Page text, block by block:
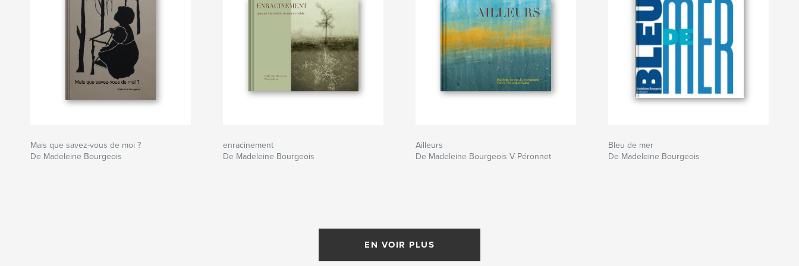
Mais que savez-vous de moi ?
De Madeleine Bourgeois
enracinement
De Madeleine Bourgeois
Ailleurs
De Madeleine Bourgeois V Péronnet
Bleu de mer
De Madeleine Bourgeois
EN VOIR PLUS